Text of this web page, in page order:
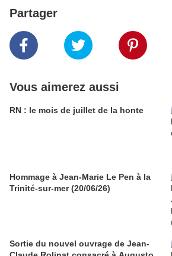
Partager
Vous aimerez aussi
RN : le mois de juillet de la honte
Hommage à Jean-Marie Le Pen à la
Trinité-sur-mer (20/06/26)
Sortie du nouvel ouvrage de Jean-